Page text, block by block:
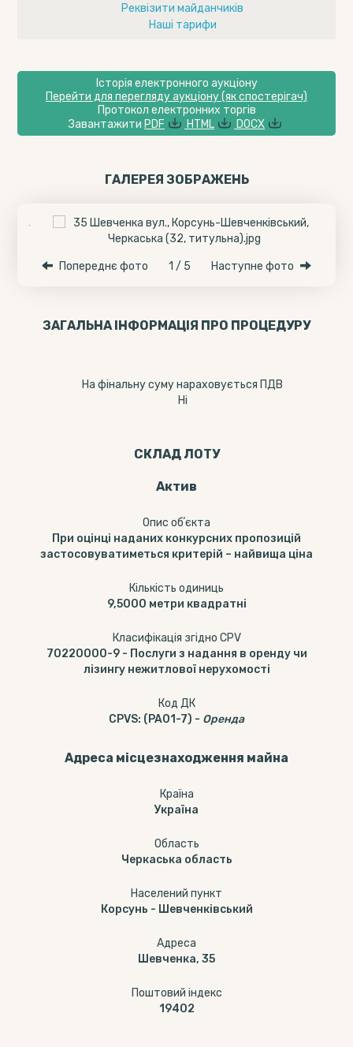
Реквізити майданчиків
Наші тарифи
Історія електронного аукціону
Перейти для перегляду аукціону (як спостерігач)
Протокол електронних торгів
Завантажити PDF HTML DOCX
ГАЛЕРЕЯ ЗОБРАЖЕНЬ
Попереднє фото 1 / 5 Наступне фото
ЗАГАЛЬНА ІНФОРМАЦІЯ ПРО ПРОЦЕДУРУ
На фінальну суму нараховується ПДВ
Ні
СКЛАД ЛОТУ
Актив
Опис обʼєкта
При оцінці наданих конкурсних пропозицій
застосовуватиметься критерій – найвища ціна
Кількість одиниць
9,5000 метри квадратні
Класифікація згідно CPV
70220000-9- Послуги з надання в оренду чи
лізингу нежитлової нерухомості
Код ДК
CPVS: (PA01-7) - Оренда
Адреса місцезнаходження майна
Країна
Україна
Область
Черкаська область
Населений пункт
Корсунь - Шевченківський
Адреса
Шевченка, 35
Поштовий індекс
19402